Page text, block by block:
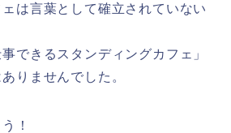
は言葉として確立されていない
できるスタンディングカフェ」
りませんでした。
！